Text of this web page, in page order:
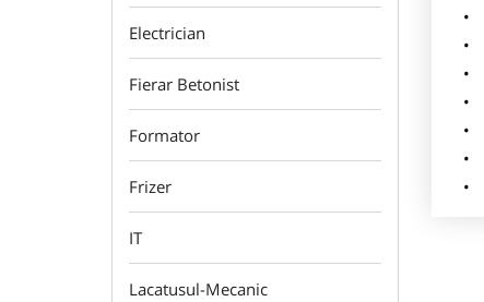
Electrician
Fierar Betonist
Formator
Frizer
IT
Lacatusul-Mecanic